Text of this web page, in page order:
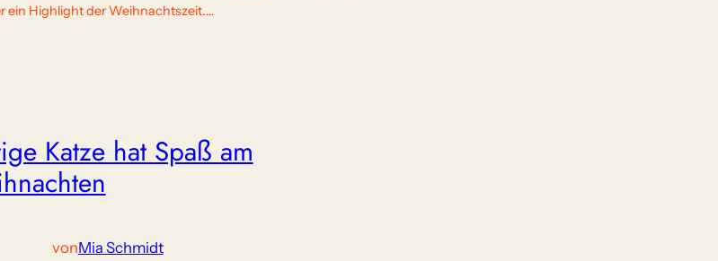
ein Highlight der Weihnachtszeit.…
Katze hat Spaß am
vonMia Schmidt